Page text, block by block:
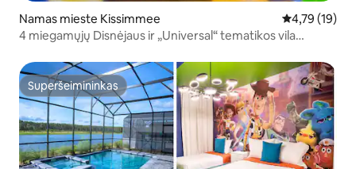
Namas mieste Kissimmee Vidutinis
4,79 (19)
4 miegamųjų Disnėjaus ir „Universal“ tematikos vila
Superšeimininkas
Superšeimininkas